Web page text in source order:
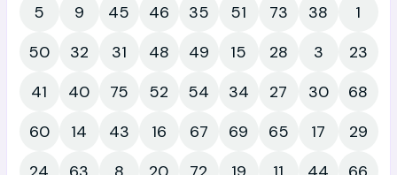
5 9 45 46 35 51 73 38
1
50
32 31 48 49 15 28 3
23
41
40 75 52 54 34 27 30
68
60
14 43 16 67 69 65 17
29